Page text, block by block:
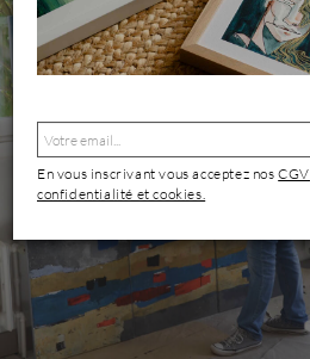
En vous inscrivant vous acceptez nosCGV
confidentialité et cookies.